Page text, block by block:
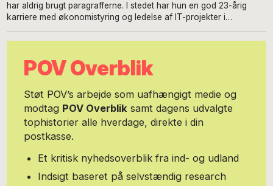
har aldrig brugt paragrafferne. I stedet har hun en god 23-årig
karriere med økonomistyring og ledelse af IT-projekter i
sindslidelse (maniodepressiv) i 2014 og diagnosen Aspergers
og har stor erfaring fra utallige indlæggelser. Hanne skriver især
om psykiatri og ”psykiatripolitik” med udgangspunkt i egne
brugen af ECT (elektrochok), tankerne der kan blive for store,
hvordan føles en psykose, og så videre. Hanne har skrevet til sin
egen blog, stegemueller.dk, gennem flere år.
POV Overblik
Støt POV’s arbejde som uafhængigt medie og
modtag POV Overblik samt dagens udvalgte
tophistorier alle hverdage, direkte i din
postkasse.
Et kritisk nyhedsoverblik fra ind- og udland
Indsigt baseret på selvstændig research